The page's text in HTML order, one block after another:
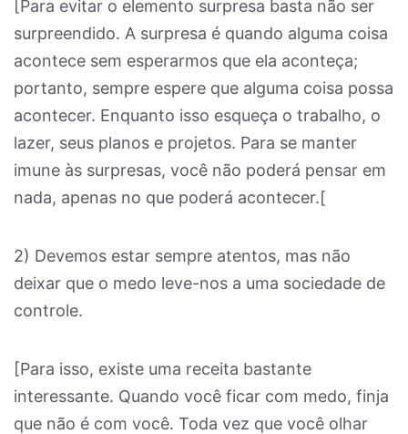
[Para evitar o elemento surpresa basta não ser
surpreendido. A surpresa é quando alguma coisa
acontece sem esperarmos que ela aconteça;
portanto, sempre espere que alguma coisa possa
acontecer. Enquanto isso esqueça o trabalho, o
lazer, seus planos e projetos. Para se manter
imune às surpresas, você não poderá pensar em
nada, apenas no que poderá acontecer.[
2) Devemos estar sempre atentos, mas não
deixar que o medo leve-nos a uma sociedade de
controle.
[Para isso, existe uma receita bastante
interessante. Quando você ficar com medo, finja
que não é com você. Toda vez que você olhar